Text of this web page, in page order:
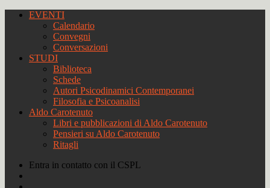
EVENTI
Calendario
Convegni
Conversazioni
STUDI
Biblioteca
Schede
Autori Psicodinamici Contemporanei
Filosofia e Psicoanalisi
Aldo Carotenuto
Libri e pubblicazioni di Aldo Carotenuto
Pensieri su Aldo Carotenuto
Ritagli
Entra in contatto con il CSPL